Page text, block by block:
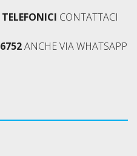
CONTATTACI
ANCHE VIA WHATSAPP